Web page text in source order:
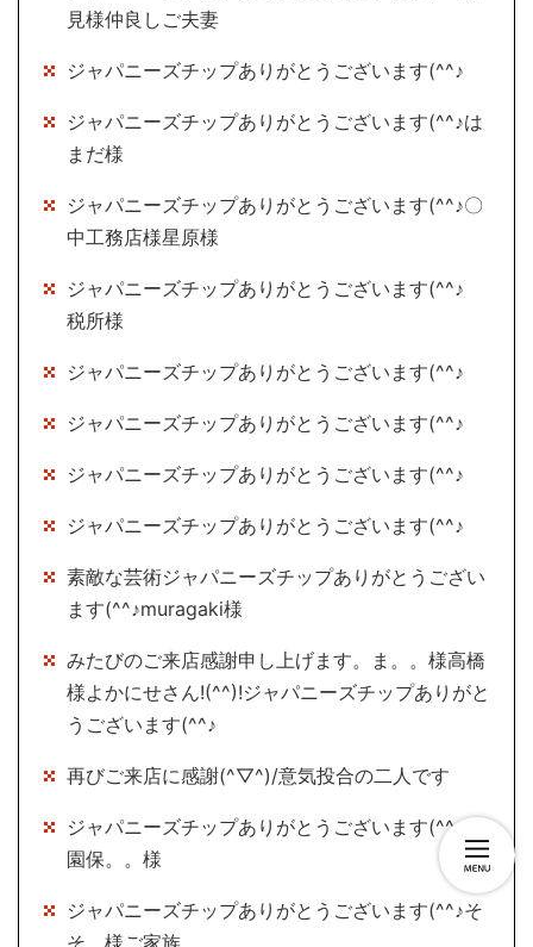
見様仲良しご夫妻
ジャパニーズチップありがとうございます(^^♪
ジャパニーズチップありがとうございます(^^♪は
まだ様
ジャパニーズチップありがとうございます(^^♪〇
中工務店様星原様
ジャパニーズチップありがとうございます(^^♪
税所様
ジャパニーズチップありがとうございます(^^♪
ジャパニーズチップありがとうございます(^^♪
ジャパニーズチップありがとうございます(^^♪
ジャパニーズチップありがとうございます(^^♪
素敵な芸術ジャパニーズチップありがとうござい
ます(^^♪muragaki様
みたびのご来店感謝申し上げます。ま。。様高橋
様よかにせさん!(^^)!ジャパニーズチップありがと
うございます(^^♪
再びご来店に感謝(^▽^)/意気投合の二人です
ジャパニーズチップありがとうございます(^^♪牧
園保。。様
ジャパニーズチップありがとうございます(^^♪そ
そ。様ご家族